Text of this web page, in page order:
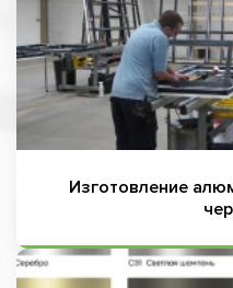
Изготовление